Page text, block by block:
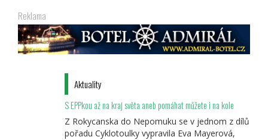
Reklama
Aktuality
S EPPkou až na kraj světa aneb pomáhat můžete i na kole
Z Rokycanska do Nepomuku se v jednom z dílů
pořadu Cyklotoulky vypravila Eva Mayerová,